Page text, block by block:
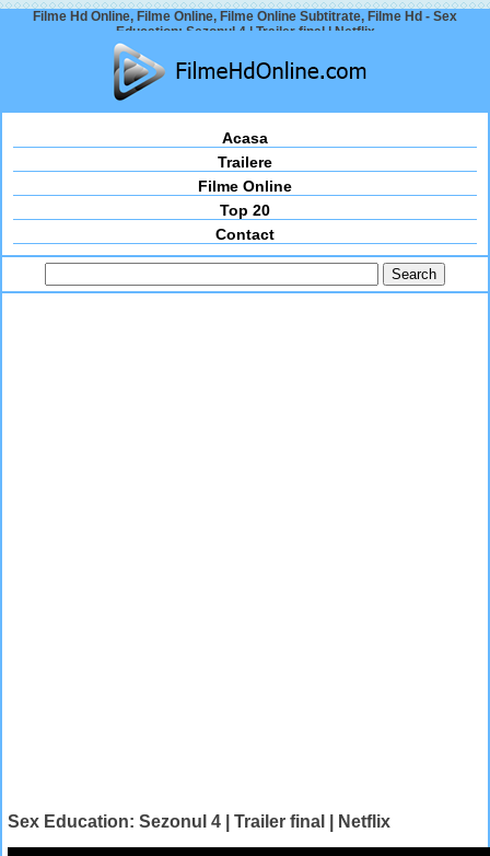
Filme Hd Online, Filme Online, Filme Online Subtitrate, Filme Hd - Sex
Education: Sezonul 4 | Trailer final | Netflix
Acasa
Trailere
Filme Online
Top 20
Contact
Sex Education: Sezonul 4 | Trailer final | Netflix